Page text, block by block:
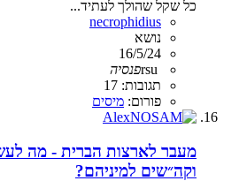
כל שקל שהולך לעתיד...
necrophidius
נושא
16/5/24
rsuפנסיה
תגובות: 17
פורום: מיסים
מעבר לארצות הברית - מה
וקה״שים למיניהם?